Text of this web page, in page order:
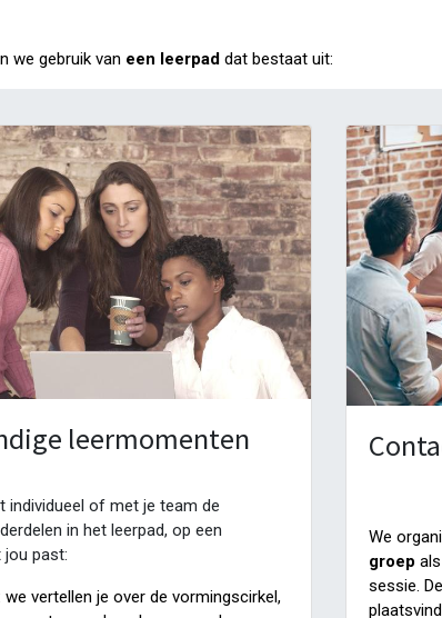
we gebruik van een leerpad dat bestaat uit:
leermomenten
individueel of met je team de
in het leerpad, op een
past:
we vertellen je over de vormingscirkel,
We
groep
sessie.